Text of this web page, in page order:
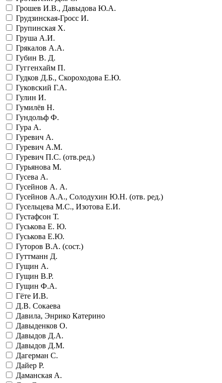
Грошев И.В., Давыдова Ю.А.
Грудзинская-Гросс И.
Групинская Х.
Груша А.И.
Грякалов А.А.
Губин В. Д.
Гуггенхайм П.
Гудков Д.Б., Скороходова Е.Ю.
Гуковский Г.А.
Гулин И.
Гумилёв Н.
Гундольф Ф.
Гура А.
Гуревич А.
Гуревич А.М.
Гуревич П.С. (отв.ред.)
Гурьянова М.
Гусева А.
Гусейнов А. А.
Гусейнов А.А., Солодухин Ю.Н. (отв. ред.)
Гусельцева М.С., Изотова Е.И.
Густафсон Т.
Гуськова Е. Ю.
Гуськова Е.Ю.
Гуторов В.А. (сост.)
Гуттманн Д.
Гущин А.
Гущин В.Р.
Гущин Ф.А.
Гёте И.В.
Д.В. Сокаева
Давила, Энрико Катерино
Давыденков О.
Давыдов Д.А.
Давыдов Д.М.
Дагерман С.
Дайер Р.
Даманская А.